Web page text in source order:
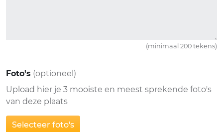
(minimaal 200 tekens)
Foto's (optioneel)
Upload hier je 3 mooiste en meest sprekende foto's
van deze plaats
Selecteer foto's